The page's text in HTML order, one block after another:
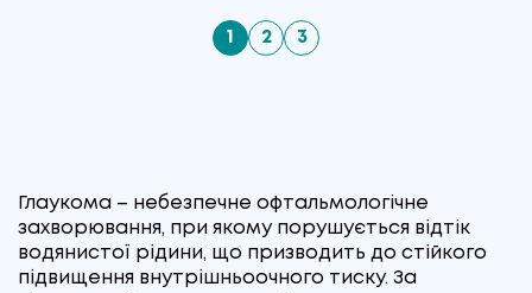
1 2 3
Глаукома – небезпечне офтальмологічне
захворювання, при якому порушується відтік
водянистої рідини, що призводить до стійкого
підвищення внутрішньоочного тиску. За